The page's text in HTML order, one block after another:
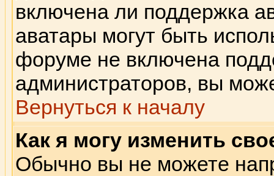
включена ли поддержка
аватары могут быть
форуме не включена
администраторов, вы
Вернуться к началу
Как я могу изменить
Обычно вы не можете